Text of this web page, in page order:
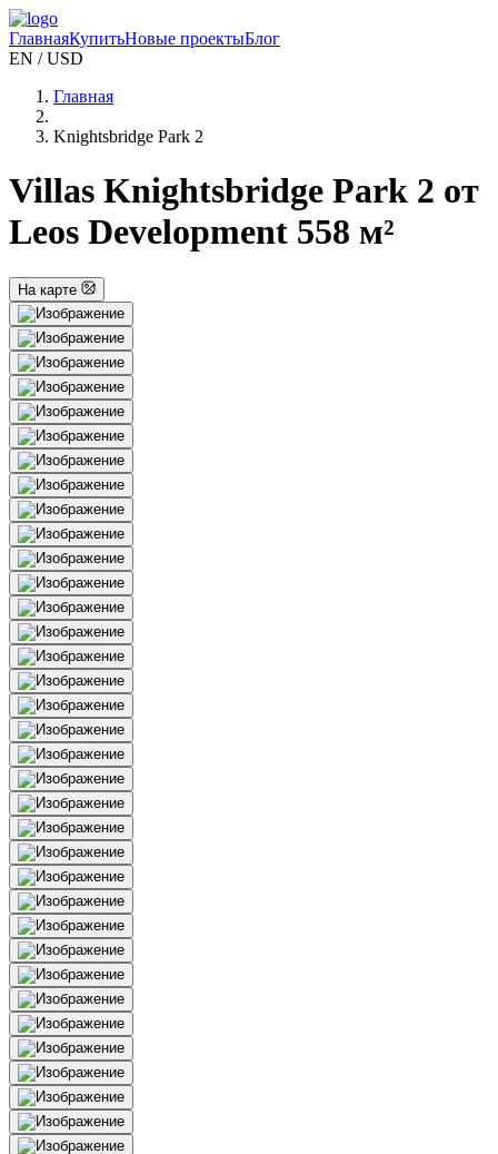
ГлавнаяКупитьНовые проектыБлог
EN / USD
Главная
Knightsbridge Park 2
Villas Knightsbridge Park 2 от
Leos Development 558 м²
На карте